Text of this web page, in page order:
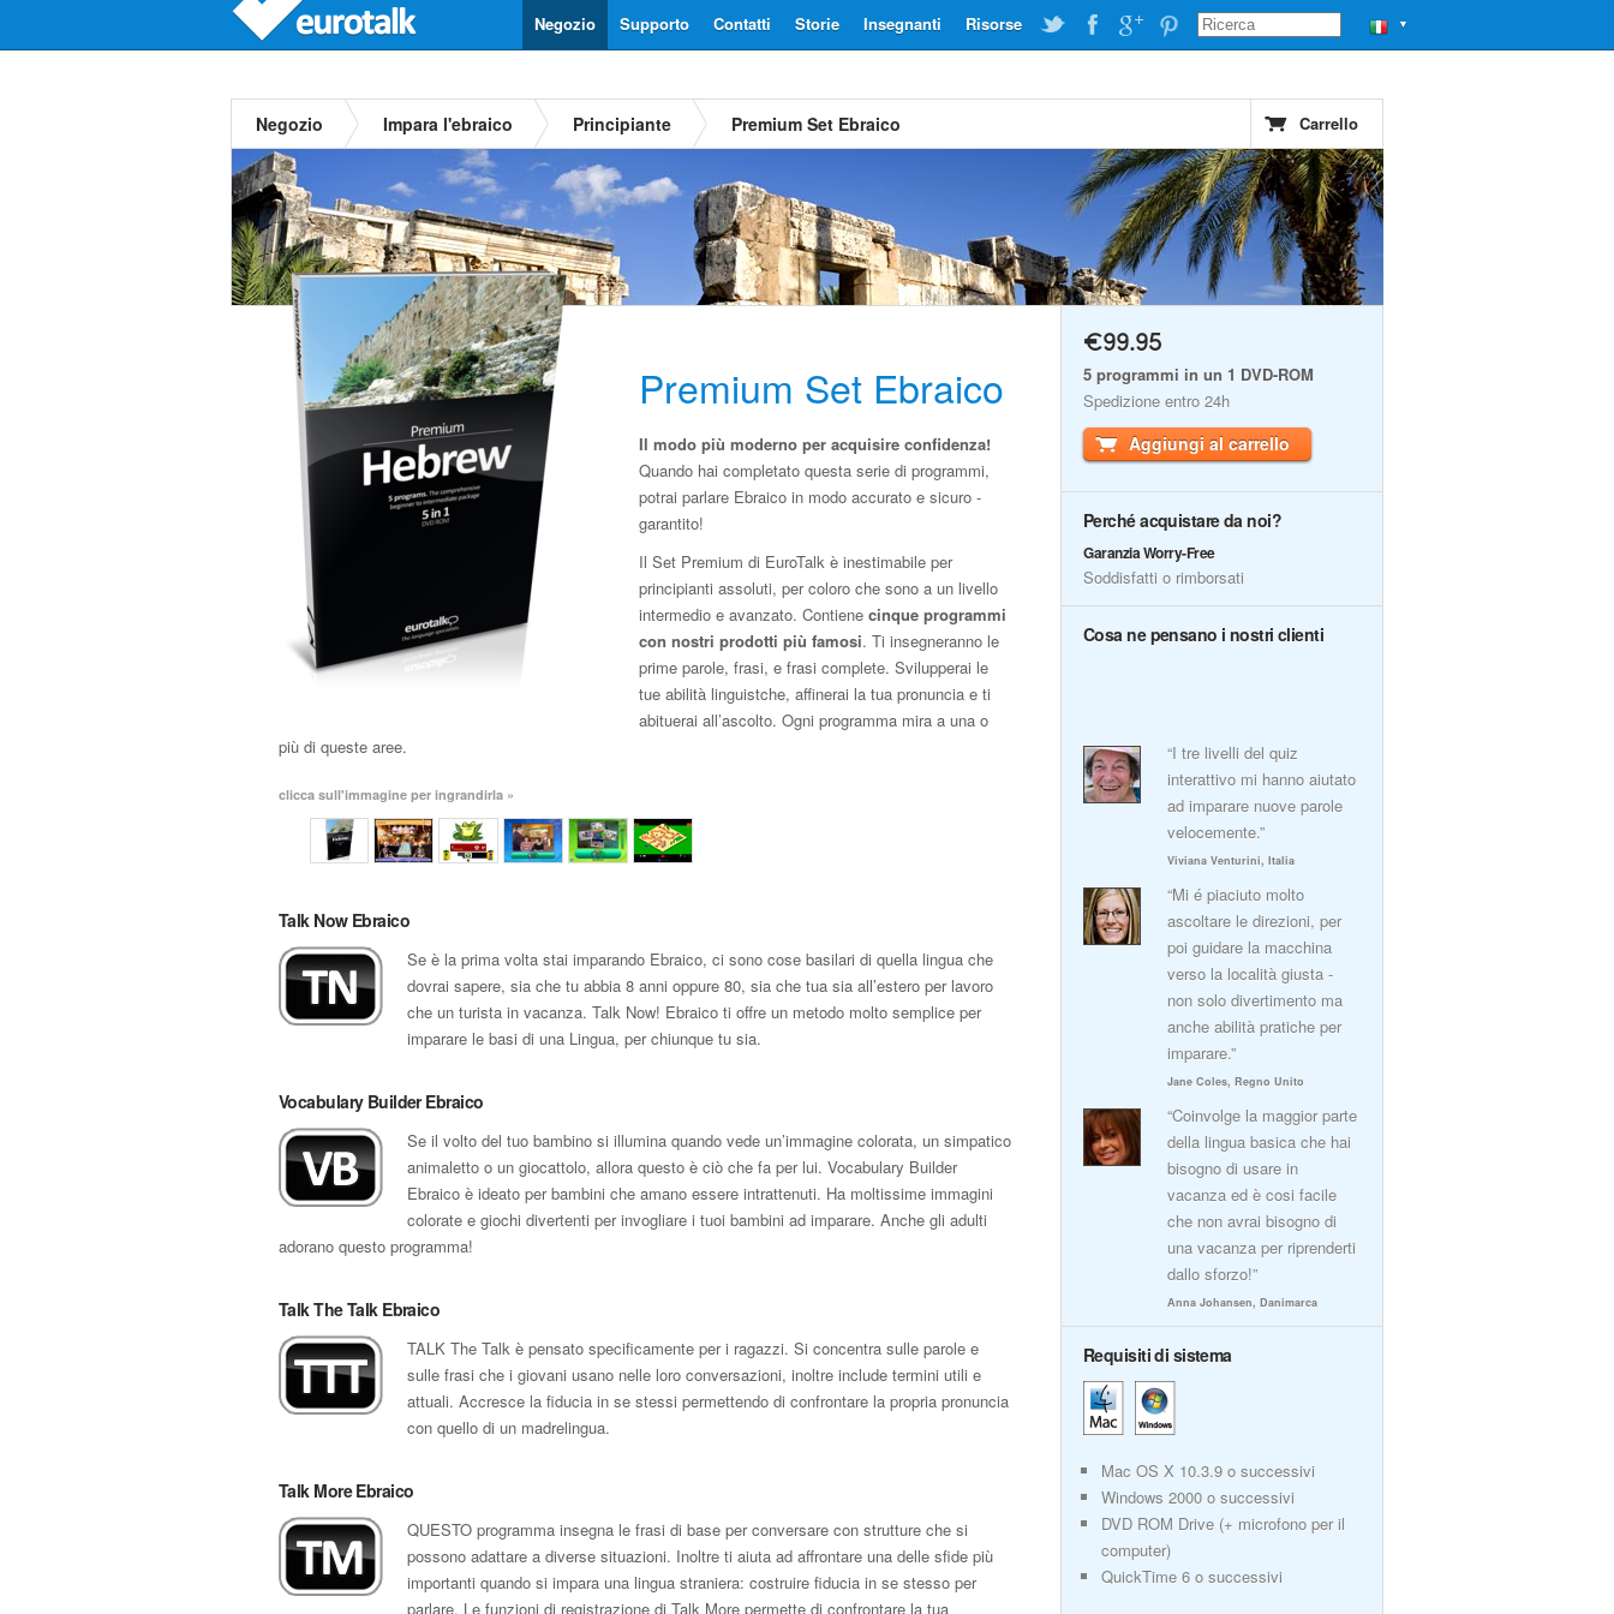
▼
Risorse
Insegnanti
Storie
Contatti
Supporto
Negozio
Negozio Impara l'ebraico Principiante Premium Set Ebraico Carrello
Premium Set Ebraico
Il modo più moderno per acquisire confidenza!
Quando hai completato questa serie di programmi,
potrai parlare Ebraico in modo accurato e sicuro -
garantito!
Il Set Premium di EuroTalk è inestimabile per
principianti assoluti, per coloro che sono a un livello
intermedio e avanzato. Contiene cinque programmi
con nostri prodotti più famosi. Ti insegneranno le
prime parole, frasi, e frasi complete. Svilupperai le
tue abilità linguistche, affinerai la tua pronuncia e ti
abituerai all’ascolto. Ogni programma mira a una o
più di queste aree.
clicca sull'immagine per ingrandirla »
Talk Now Ebraico
Se è la prima volta stai imparando Ebraico, ci sono cose basilari di quella lingua che
dovrai sapere, sia che tu abbia 8 anni oppure 80, sia che tua sia all’estero per lavoro
che un turista in vacanza. Talk Now! Ebraico ti offre un metodo molto semplice per
imparare le basi di una Lingua, per chiunque tu sia.
Vocabulary Builder Ebraico
Se il volto del tuo bambino si illumina quando vede un’immagine colorata, un simpatico
animaletto o un giocattolo, allora questo è ciò che fa per lui. Vocabulary Builder
Ebraico è ideato per bambini che amano essere intrattenuti. Ha moltissime immagini
colorate e giochi divertenti per invogliare i tuoi bambini ad imparare. Anche gli adulti
adorano questo programma!
Talk The Talk Ebraico
TALK The Talk è pensato specificamente per i ragazzi. Si concentra sulle parole e
sulle frasi che i giovani usano nelle loro conversazioni, inoltre include termini utili e
attuali. Accresce la fiducia in se stessi permettendo di confrontare la propria pronuncia
con quello di un madrelingua.
Talk More Ebraico
QUESTO programma insegna le frasi di base per conversare con strutture che si
possono adattare a diverse situazioni. Inoltre ti aiuta ad affrontare una delle sfide più
importanti quando si impara una lingua straniera: costruire fiducia in se stesso per
parlare. Le funzioni di registrazione di Talk More permette di confrontare la tua
€99.95
5 programmi in un 1 DVD-ROM
Spedizione entro 24h
Aggiungi al carrello
Perché acquistare da noi?
Garanzia Worry-Free
Soddisfatti o rimborsati
Cosa ne pensano i nostri clienti
“I tre livelli del quiz
interattivo mi hanno aiutato
ad imparare nuove parole
velocemente.”
Viviana Venturini, Italia
“Mi é piaciuto molto
ascoltare le direzioni, per
poi guidare la macchina
verso la località giusta -
non solo divertimento ma
anche abilità pratiche per
imparare.”
Jane Coles, Regno Unito
“Coinvolge la maggior parte
della lingua basica che hai
bisogno di usare in
vacanza ed è cosi facile
che non avrai bisogno di
una vacanza per riprenderti
dallo sforzo!”
Anna Johansen, Danimarca
Requisiti di sistema
Mac OS X 10.3.9 o successivi
Windows 2000 o successivi
DVD ROM Drive (+ microfono per il
computer)
QuickTime 6 o successivi